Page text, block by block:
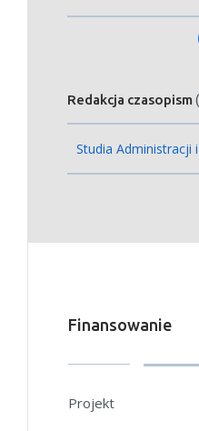
Redakcja czasopism
Studia Administracji
Finansowanie
Projekt